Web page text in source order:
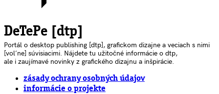
DeTePe [dtp]
Portál o desktop publishing [dtp], grafickom dizajne a veciach s nimi
[voľne] súvisiacimi. Nájdete tu užitočné informácie o dtp,
ale i zaujímavé novinky z grafického dizajnu a inšpirácie.
zásady ochrany osobných údajov
informácie o projekte